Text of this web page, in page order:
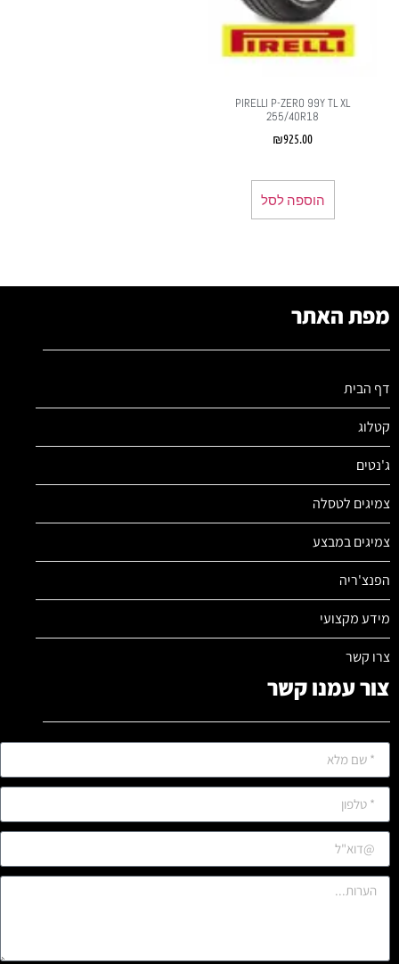
PIRELLI P-ZERO 99Y TL XL
255/40R18
₪925.00
הוספה לסל
מפת האתר
דף הבית
קטלוג
ג'נטים
צמיגים לטסלה
צמיגים במבצע
הפנצ'ריה
מידע מקצועי
צרו קשר
צור עמנו קשר